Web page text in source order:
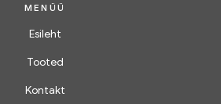
MENÜÜ
Esileht
Tooted
Kontakt